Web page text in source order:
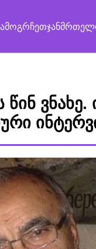
ვნახე.